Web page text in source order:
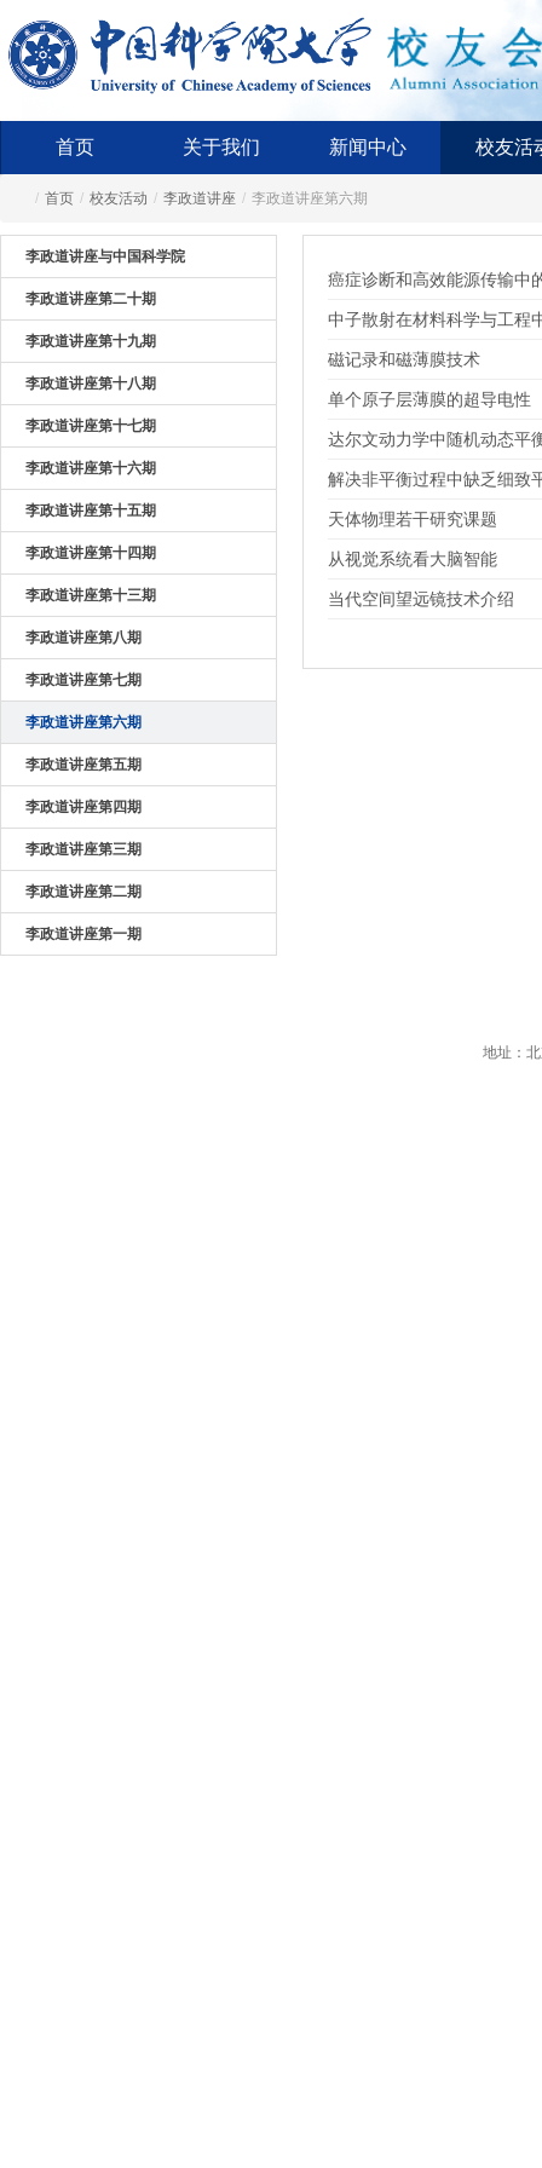
首页 关于我们 新闻中心 校友活
/ 首页 / 校友活动 / 李政道讲座 / 李政道讲座第六期
李政道讲座与中国科学院
李政道讲座第二十期
李政道讲座第十九期
李政道讲座第十八期
李政道讲座第十七期
李政道讲座第十六期
李政道讲座第十五期
李政道讲座第十四期
李政道讲座第十三期
李政道讲座第八期
李政道讲座第七期
李政道讲座第六期
李政道讲座第五期
李政道讲座第四期
李政道讲座第三期
李政道讲座第二期
李政道讲座第一期
癌症诊断和高效能源传输中
中子散射在材料科学与工程
磁记录和磁薄膜技术
单个原子层薄膜的超导电性
达尔文动力学中随机动态平
解决非平衡过程中缺乏细致
天体物理若干研究课题
从视觉系统看大脑智能
当代空间望远镜技术介绍
地址：